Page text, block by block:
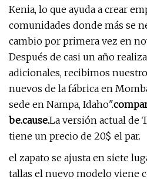
Kenia, lo que ayuda a crear
comunidades donde más se
cambio por primera vez en
Después de casi un año
adicionales, recibimos
nuevos de la fábrica en
sede en Nampa, Idaho".
be.cause.La versión actual de
tiene un precio de 20$ el par.
el zapato se ajusta en siete
tallas el nuevo modelo viene